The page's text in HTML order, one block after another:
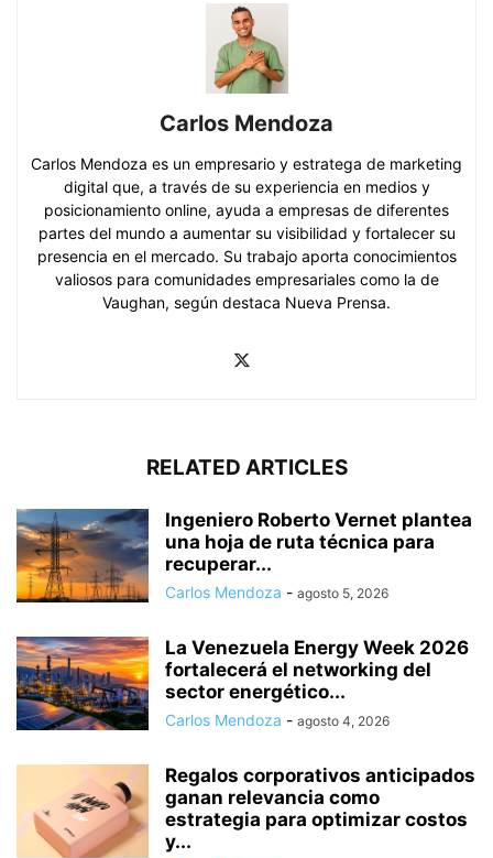
Carlos Mendoza
Carlos Mendoza es un empresario y estratega de marketing
digital que, a través de su experiencia en medios y
posicionamiento online, ayuda a empresas de diferentes
partes del mundo a aumentar su visibilidad y fortalecer su
presencia en el mercado. Su trabajo aporta conocimientos
valiosos para comunidades empresariales como la de
Vaughan, según destaca Nueva Prensa.
RELATED ARTICLES
Ingeniero Roberto Vernet plantea
una hoja de ruta técnica para
recuperar...
Carlos Mendoza - agosto 5, 2026
La Venezuela Energy Week 2026
fortalecerá el networking del
sector energético...
Carlos Mendoza - agosto 4, 2026
Regalos corporativos anticipados
ganan relevancia como
estrategia para optimizar costos
y...